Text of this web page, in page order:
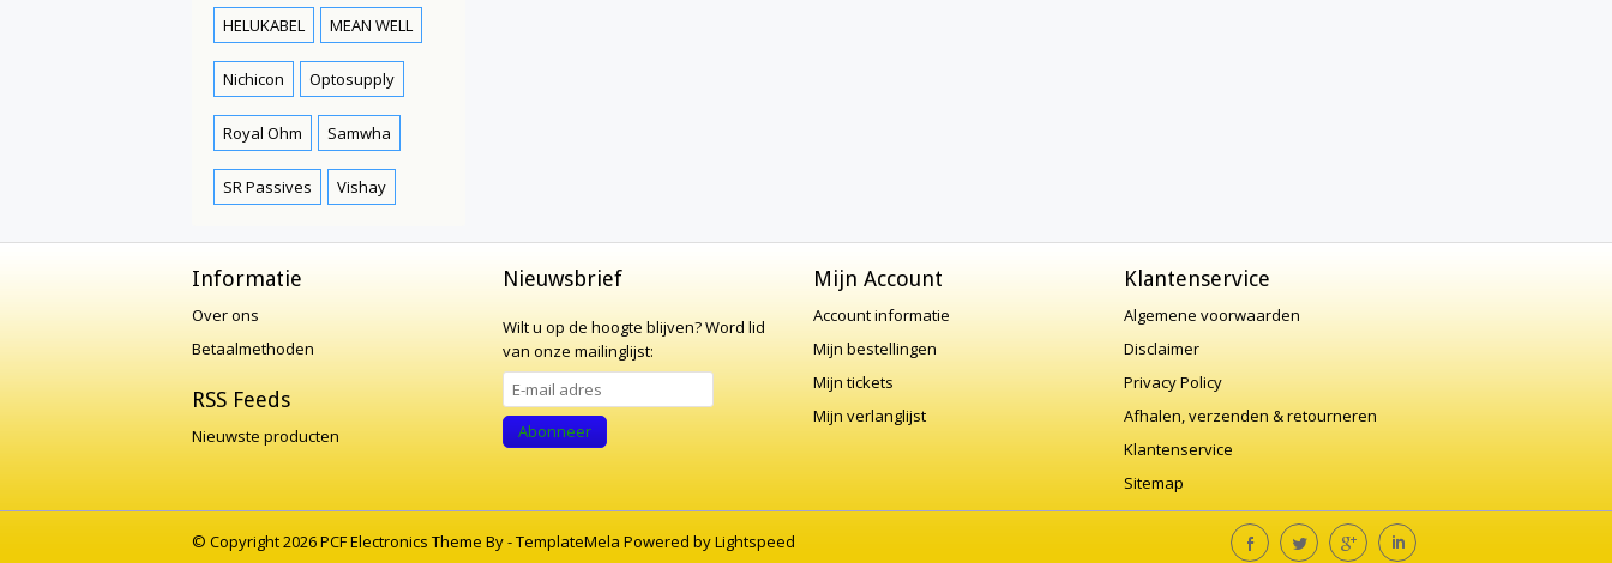
HELUKABEL MEAN WELL
Nichicon Optosupply
Royal Ohm Samwha
SR Passives Vishay
Informatie
Over ons
Betaalmethoden
RSS Feeds
Nieuwste producten
Nieuwsbrief
Wilt u op de hoogte blijven?Word lid
van onze mailinglijst:
Abonneer
Mijn Account
Account informatie
Mijn bestellingen
Mijn tickets
Mijn verlanglijst
Klantenservice
Algemene voorwaarden
Disclaimer
Privacy Policy
Afhalen, verzenden & retourneren
Klantenservice
Sitemap
© Copyright 2026 PCF Electronics Theme By -TemplateMela Powered byLightspeed